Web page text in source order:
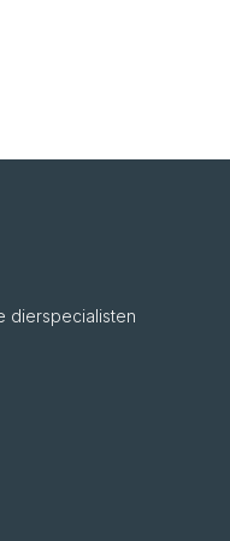
dierspecialisten